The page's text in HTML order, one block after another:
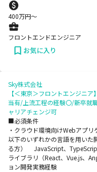
400万円〜
フロントエンドエンジニア
お気に入り
Sky株式会社
【＜東京＞フロントエンジニ
当有/上流工程の経験〇/新卒就
ャリアチェンジ可
■必須条件
・クラウド環境向けWebアプリ
以下のいずれかの言語を用いた
る方） JavaScript、
ライブラリ（React、Vue.js、
ョン開発実務経験